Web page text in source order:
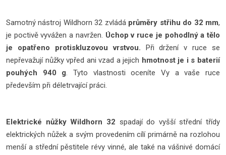
Samotný nástroj Wildhorn 32 zvládá průměry střihu do 32 mm,
je poctivě vyvážen a navržen. Úchop v ruce je pohodlný a tělo
je opatřeno protiskluzovou vrstvou. Při držení v ruce se
nepřevažují nůžky vpřed ani vzad a jejich hmotnost je i s baterií
pouhých 940 g. Tyto vlastnosti oceníte Vy a vaše ruce
především při déletrvající práci.
Elektrické nůžky Wildhorn 32 spadají do vyšší střední třídy
elektrických nůžek a svým provedením cílí primárně na rozlohou
menší a střední pěstitele révy vinné, ale také na vášnivé domácí